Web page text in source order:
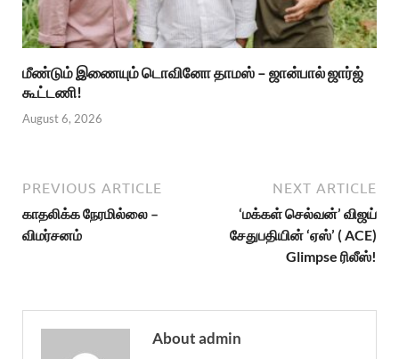
மீண்டும் இணையும் டொவினோ தாமஸ் – ஜான்பால் ஜார்ஜ்
கூட்டணி!
August 6, 2026
PREVIOUS ARTICLE
காதலிக்க நேரமில்லை –
விமர்சனம்
NEXT ARTICLE
‘மக்கள் செல்வன்’ விஜய்
சேதுபதியின் ‘ஏஸ்’ ( ACE)
Glimpse ரிலீஸ்!
About admin